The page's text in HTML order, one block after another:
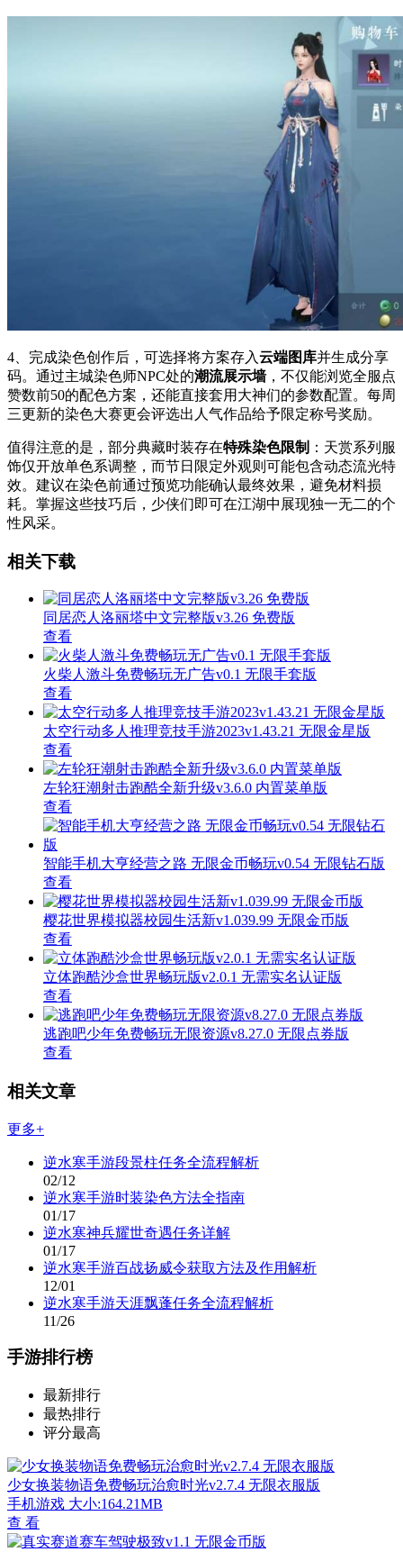
4、完成染色创作后，可选择将方案存入云端图库并生成分享
码。通过主城染色师NPC处的潮流展示墙，不仅能浏览全服点
赞数前50的配色方案，还能直接套用大神们的参数配置。每周
三更新的染色大赛更会评选出人气作品给予限定称号奖励。
值得注意的是，部分典藏时装存在特殊染色限制 ：天赏系列服
饰仅开放单色系调整，而节日限定外观则可能包含动态流光特
效。建议在染色前通过预览功能确认最终效果，避免材料损
耗。掌握这些技巧后，少侠们即可在江湖中展现独一无二的个
性风采。
相关下载
同居恋人洛丽塔中文完整版v3.26 免费版
查看
火柴人激斗免费畅玩无广告v0.1 无限手套版
查看
太空行动多人推理竞技手游2023v1.43.21 无限金星版
查看
左轮狂潮射击跑酷全新升级v3.6.0 内置菜单版
查看
智能手机大亨经营之路 无限金币畅玩v0.54 无限钻石版
查看
樱花世界模拟器校园生活新v1.039.99 无限金币版
查看
立体跑酷沙盒世界畅玩版v2.0.1 无需实名认证版
查看
逃跑吧少年免费畅玩无限资源v8.27.0 无限点券版
查看
相关文章
更多+
逆水寒手游段景柱任务全流程解析
02/12
逆水寒手游时装染色方法全指南
01/17
逆水寒神兵耀世奇遇任务详解
01/17
逆水寒手游百战扬威令获取方法及作用解析
12/01
逆水寒手游天涯飘蓬任务全流程解析
11/26
手游排行榜
最新排行
最热排行
评分最高
少女换装物语免费畅玩治愈时光v2.7.4 无限衣服版
手机游戏 大小:164.21MB
查 看